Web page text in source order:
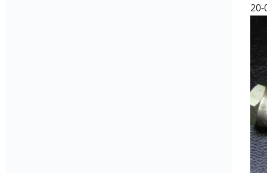
20-